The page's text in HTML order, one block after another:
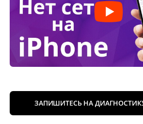
ЗАПИШИТЕСЬ НА ДИАГНОСТИКУ